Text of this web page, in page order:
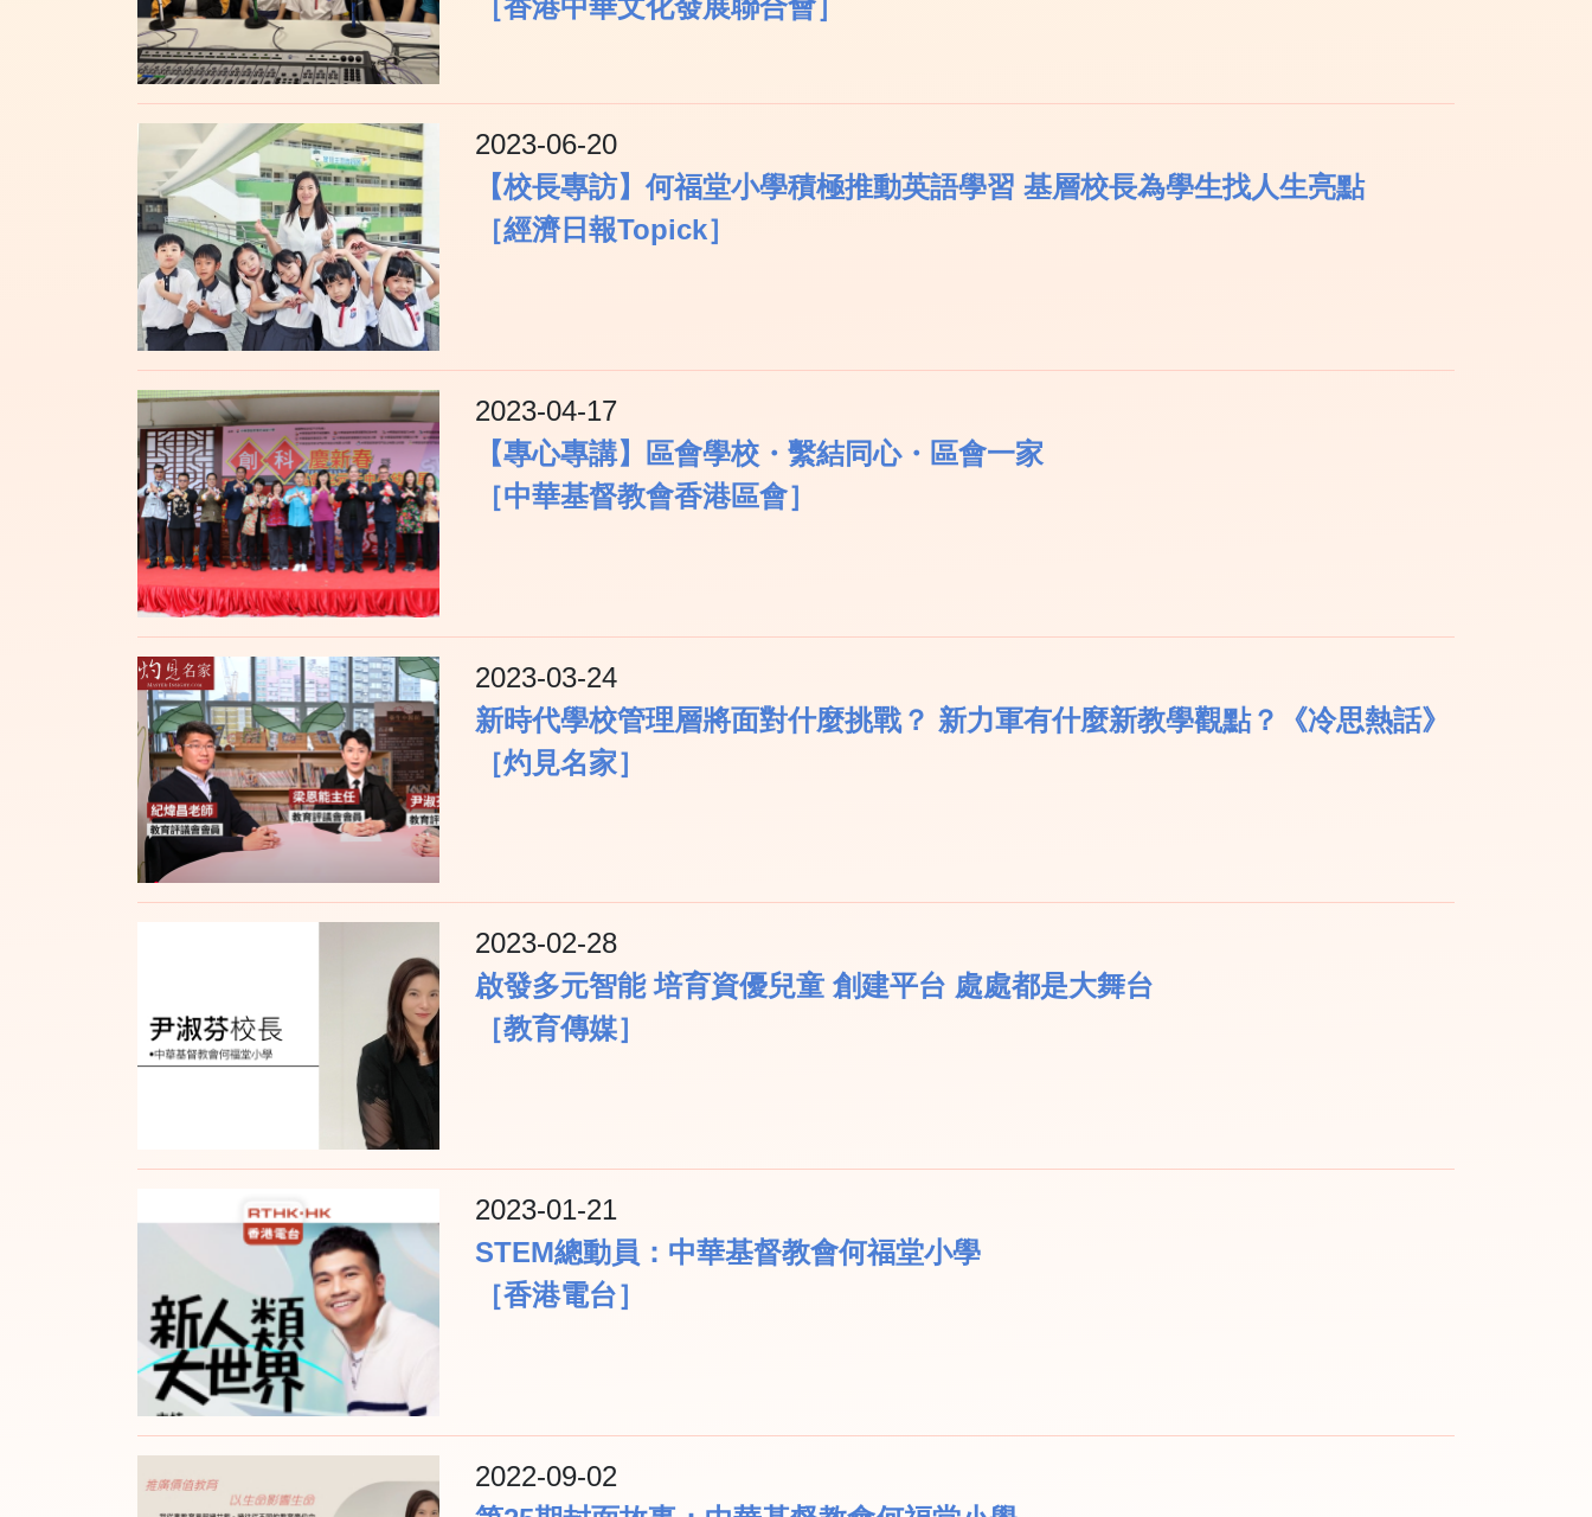
2023-06-20
【校長專訪】何福堂小學積極推動英語學習 基層校長為學生找人生亮點
［經濟日報Topick］
2023-04-17
【專心專講】區會學校・繫結同心・區會一家
［中華基督教會香港區會］
2023-03-24
新時代學校管理層將面對什麼挑戰？ 新力軍有什麼新教學觀點？《冷思熱話》
［灼見名家］
2023-02-28
啟發多元智能 培育資優兒童 創建平台 處處都是大舞台
［教育傳媒］
2023-01-21
STEM總動員：中華基督教會何福堂小學
［香港電台］
2022-09-02